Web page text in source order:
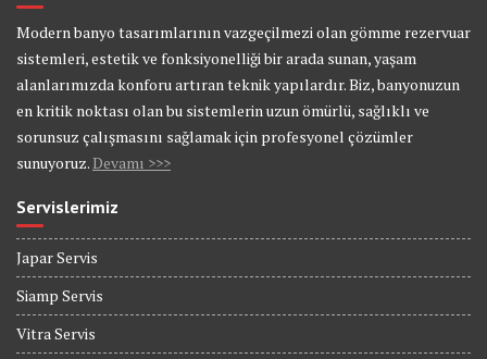
Modern banyo tasarımlarının vazgeçilmezi olan gömme rezervuar
sistemleri, estetik ve fonksiyonelliği bir arada sunan, yaşam
alanlarımızda konforu artıran teknik yapılardır. Biz, banyonuzun
en kritik noktası olan bu sistemlerin uzun ömürlü, sağlıklı ve
sorunsuz çalışmasını sağlamak için profesyonel çözümler
sunuyoruz. Devamı >>>
Servislerimiz
Japar Servis
Siamp Servis
Vitra Servis